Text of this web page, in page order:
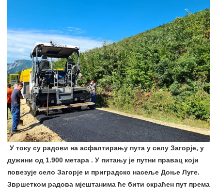
„У току су радови на асфалтирању пута у селу Загорје, у
дужини од 1.900 метара . У питању је путни правац који
повезује село Загорје и приградско насеље Доње Луге.
Звршетком радова мјештанима ће бити скраћен пут према